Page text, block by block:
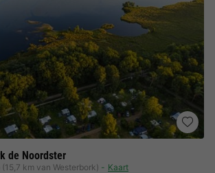
de Noordster
(15,7 km van Westerbork) Kaart